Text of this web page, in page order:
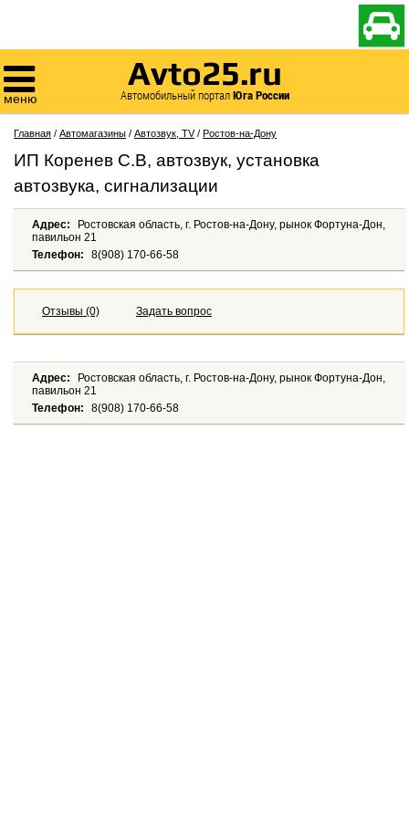


меню
Avto25.ru
Автомобильный порталЮга России
Главная / Автомагазины / Автозвук, TV/ Ростов-на-Дону
ИП Коренев С.В, автозвук, установка
автозвука, сигнализации
Адрес:
Ростовская область, г. Ростов-на-Дону, рынок Фортуна-Дон,
павильон 21
Телефон:
8(908) 170-66-58
Отзывы (0) Задать вопрос
Адрес:
Ростовская область, г. Ростов-на-Дону, рынок Фортуна-Дон,
павильон 21
Телефон:
8(908) 170-66-58